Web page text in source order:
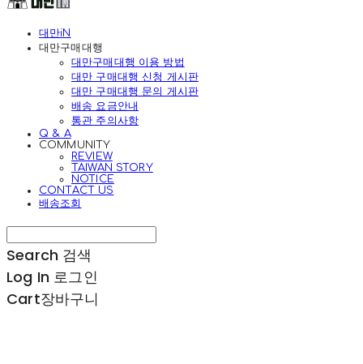
대만iN
대만구매대행
대만구매대행 이용 방법
대만 구매대행 신청 게시판
대만 구매대행 문의 게시판
배송 요금안내
통관 주의사항
Q & A
COMMUNITY
REVIEW
TAIWAN STORY
NOTICE
CONTACT US
배송조회
Search 검색
Log In 로그인
Cart장바구니